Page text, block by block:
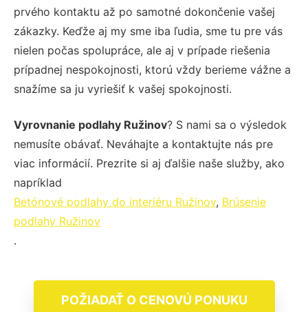
prvého kontaktu až po samotné dokončenie vašej
zákazky. Keďže aj my sme iba ľudia, sme tu pre vás
nielen počas spolupráce, ale aj v prípade riešenia
prípadnej nespokojnosti, ktorú vždy berieme vážne a
snažíme sa ju vyriešiť k vašej spokojnosti.
Vyrovnanie podlahy Ružinov? S nami sa o výsledok
nemusíte obávať. Neváhajte a kontaktujte nás pre
viac informácií. Prezrite si aj ďalšie naše služby, ako
napríklad
Betónové podlahy do interiéru Ružinov, Brúsenie
podlahy Ružinov
.
POŽIADAŤ O CENOVÚ PONUKU